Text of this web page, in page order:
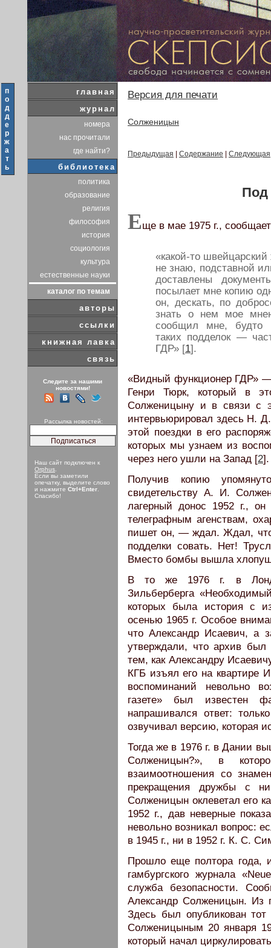
п
о
д
д
е
р
ж
а
т
ь
главная
журнал
номера
нас прочитали
где найти?
библиотека
политика
образование
религия
философия
история
социология
культура
естественные науки
каталог по темам
авторы
ссылки
книжная лавка
связь
Следите за нашими
новостями!
Рассылка новостей:
Наш сайт подключен к
Orphus
Если вы заметили
опечатку, выделите слово
и нажмите Ctrl+Enter
Спасибо!
Версия для печати
Солженицын
Предыдущая Содержание Следующая
Под
Еще в мае 1975 г.,
«какой-то
не знаю, подставной
доставлены
посылает мне копию
он, дескать, по
знать о нем мое
сообщил мне, будто
таких подделок —
ГДР» [1].
«Видный функционер ГДР»
Генри Тюрк, который в
Солженицыну и в связи с
интервьюрировал здесь Н.
этой поездки в его
которых мы узнаем из
через него ушли на Запад [2].
Получив копию
свидетельству А. И.
лагерный донос 1952 г.,
телеграфным агенствам,
пишет он, — ждал. Ждал, что
подделки совать. Нет!
Вместо бомбы вышла
В то же 1976 г. в
Зильберберга
которых была история с
осенью 1965 г. Особое
что Александр Исаевич, а
утверждали, что архив
тем, как Александру
КГБ изъял его на квартире
воспоминаний невольно
газете» был известен
напрашивался ответ:
озвучивал версию, которая
Тогда же в 1976 г. в Дании
Солженицын?», в
взаимоотношения со
прекращения дружбы с
Солженицын оклеветал его
1952 г., дав неверные
невольно возникал вопрос:
в 1945 г., ни в 1952 г. К. С.
Прошло еще полтора года,
гамбургского журнала
служба безопасности.
Александр Солженицын. Из
Здесь был опубликован
Солженицыным 20 января
который начал